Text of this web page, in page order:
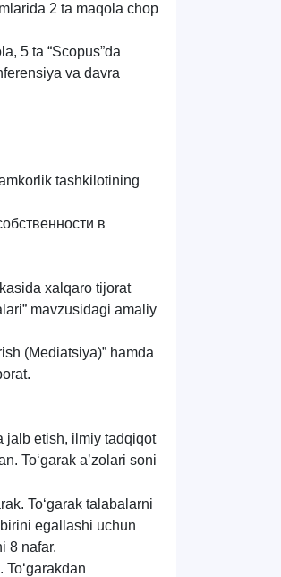
2 ta maqola chop
5 ta “Scopus”da
va davra
tashkilotining
в
xalqaro tijorat
” mavzusidagi amaliy
(Mediatsiya)” hamda
.
jalb etish, ilmiy tadqiqot
To‘garak aʼzolari soni
To‘garak talabalarni
egallashi uchun
8 nafar.
To‘garakdan